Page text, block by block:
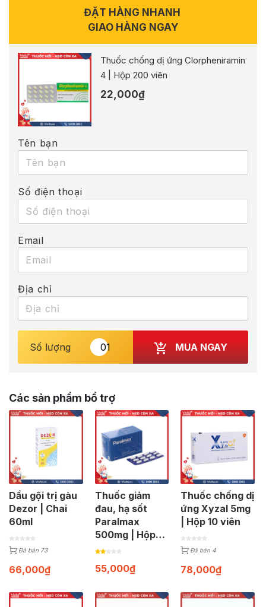
ĐẶT HÀNG NHANH
GIAO HÀNG NGAY
Thuốc chống dị ứng Clorpheniramin
4 | Hộp 200 viên
22,000₫
Tên bạn
Số điện thoại
Email
Địa chỉ
Số lượng MUA NGAY
Các sản phẩm bổ trợ
Dầu gội trị gàu
Dezor | Chai
60ml
Đã bán 73
66,000₫
Thuốc giảm
đau, hạ sốt
Paralmax
500mg | Hộp
120 viên
55,000₫
Thuốc chống dị
ứng Xyzal 5mg
| Hộp 10 viên
Đã bán 4
78,000₫